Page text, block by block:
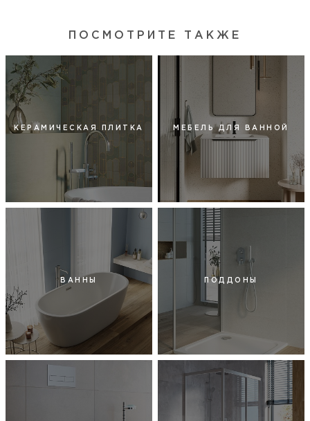
ПОСМОТРИТЕ ТАКЖЕ
КЕРАМИЧЕСКАЯ ПЛИТКА МЕБЕЛЬ ДЛЯ ВАННОЙ
ВАННЫ ПОДДОНЫ